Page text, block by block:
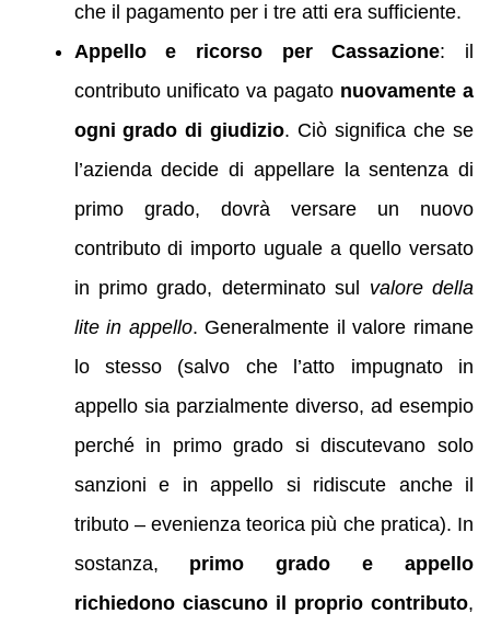
che il pagamento per i tre atti era sufficiente.
Appello e ricorso per Cassazione: il
contributo unificato va pagato nuovamente a
ogni grado di giudizio. Ciò significa che se
l’azienda decide di appellare la sentenza di
primo grado, dovrà versare un nuovo
contributo di importo uguale a quello versato
in primo grado, determinato sul valore della
lite in appello. Generalmente il valore rimane
lo stesso (salvo che l’atto impugnato in
appello sia parzialmente diverso, ad esempio
perché in primo grado si discutevano solo
sanzioni e in appello si ridiscute anche il
tributo – evenienza teorica più che pratica). In
sostanza, primo grado e appello
richiedono ciascuno il proprio contributo,